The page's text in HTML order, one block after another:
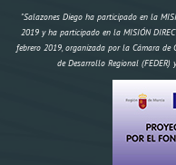
"Salazones Diego ha participado en la
2019 y ha participado en la MISIÓN
febrero 2019, organizada por la Cámara de
de Desarrollo Regional